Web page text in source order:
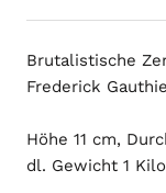
Brutalistische
Frederick
Höhe 11 cm,
dl. Gewicht 1